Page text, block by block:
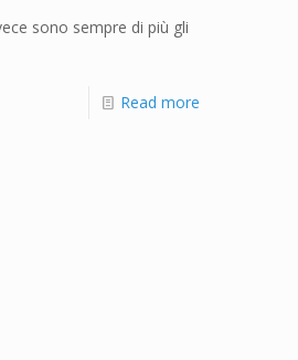
sono sempre di più gli
Read more